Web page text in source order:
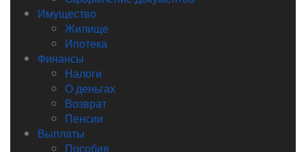
Имущество
Жилище
Ипотека
Финансы
Налоги
О деньгах
Возврат
Пенсии
Выплаты
Пособия